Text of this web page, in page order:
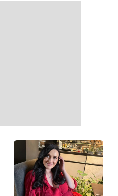
Не откладывайте до
сентября: что обязательно
нужно сделать на участке
в августе 2026 года